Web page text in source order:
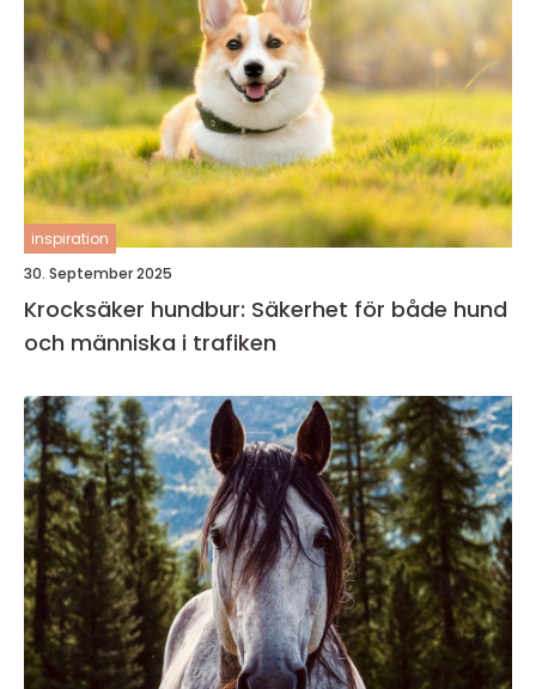
inspiration
30. September 2025
Krocksäker hundbur: Säkerhet för både hund
och människa i trafiken